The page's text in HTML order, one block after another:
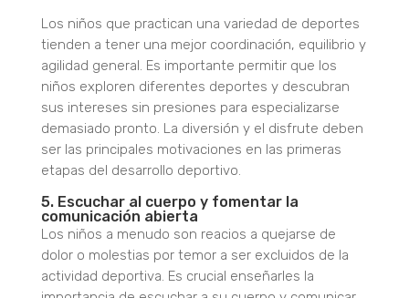
Los niños que practican una variedad de deportes
tienden a tener una mejor coordinación, equilibrio y
agilidad general. Es importante permitir que los
niños exploren diferentes deportes y descubran
sus intereses sin presiones para especializarse
demasiado pronto. La diversión y el disfrute deben
ser las principales motivaciones en las primeras
etapas del desarrollo deportivo.
5. Escuchar al cuerpo y fomentar la
comunicación abierta
Los niños a menudo son reacios a quejarse de
dolor o molestias por temor a ser excluidos de la
actividad deportiva. Es crucial enseñarles la